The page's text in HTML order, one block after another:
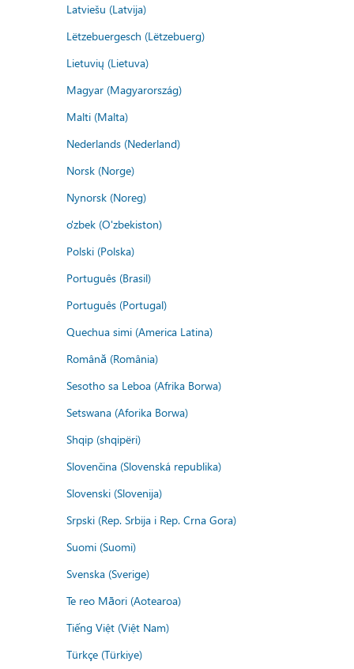
Latviešu (Latvija)
Lëtzebuergesch (Lëtzebuerg)
Lietuvių (Lietuva)
Magyar (Magyarország)
Malti (Malta)
Nederlands (Nederland)
Norsk (Norge)
Nynorsk (Noreg)
o'zbek (O'zbekiston)
Polski (Polska)
Português (Brasil)
Português (Portugal)
Quechua simi (America Latina)
Română (România)
Sesotho sa Leboa (Afrika Borwa)
Setswana (Aforika Borwa)
Shqip (shqipëri)
Slovenčina (Slovenská republika)
Slovenski (Slovenija)
Srpski (Rep. Srbija i Rep. Crna Gora)
Suomi (Suomi)
Svenska (Sverige)
Te reo Māori (Aotearoa)
Tiếng Việt (Việt Nam)
Türkçe (Türkiye)